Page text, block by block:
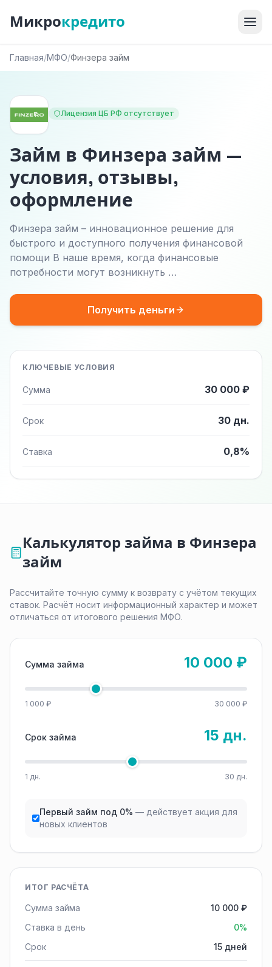
Микрокредито
Главная/МФО/Финзера займ
Лицензия ЦБ РФ отсутствует
Займ в Финзера займ —
условия, отзывы,
оформление
Финзера займ – инновационное решение для
быстрого и доступного получения финансовой
помощи В наше время, когда финансовые
потребности могут возникнуть …
Получить деньги
КЛЮЧЕВЫЕ УСЛОВИЯ
Сумма 30 000 ₽
Срок 30 дн.
Ставка 0,8%
Калькулятор займа в Финзера
займ
Рассчитайте точную сумму к возврату с учётом текущих
ставок. Расчёт носит информационный характер и может
отличаться от итогового решения МФО.
Сумма займа 10 000 ₽
1 000 ₽ 30 000 ₽
Срок займа 15 дн.
1 дн. 30 дн.
Первый займ под 0% — действует акция для
новых клиентов
ИТОГ РАСЧЁТА
Сумма займа
10 000 ₽
Ставка в день
0%
Срок
15 дней